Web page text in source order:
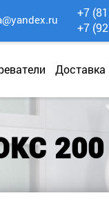
Доставка
+7
+7
200